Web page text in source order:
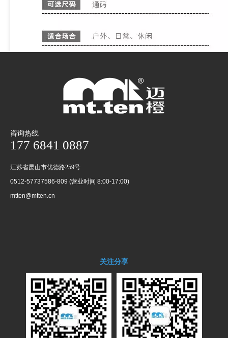
咨询热线
177 6841 0887
江苏省昆山市优德路259号
0512-57737586-809 (营业时间 8:00-17:00)
mtten@mtten.cn
关注分享